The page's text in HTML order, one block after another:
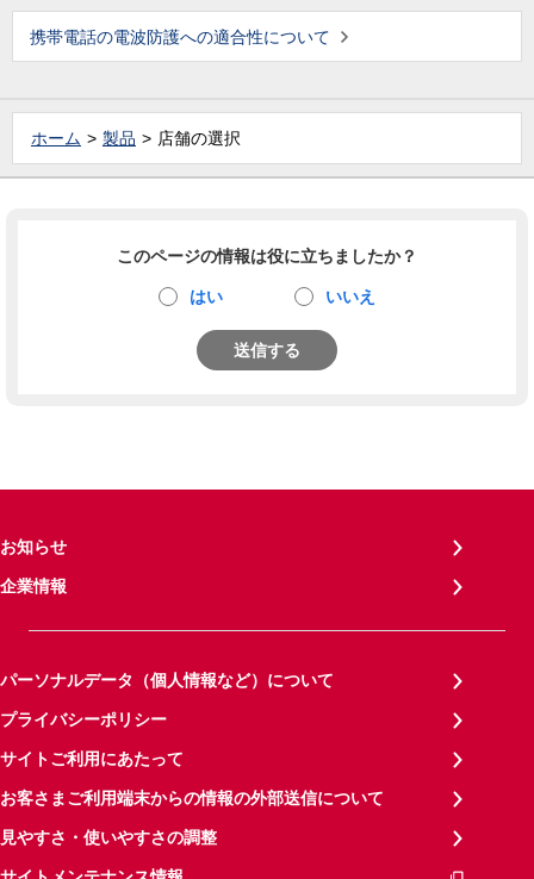
携帯電話の電波防護への適合性について
ホーム 製品 店舗の選択
このページの情報は役に立ちましたか？
はい いいえ
送信する
お知らせ
企業情報
パーソナルデータ（個人情報など）について
プライバシーポリシー
サイトご利用にあたって
お客さまご利用端末からの情報の外部送信について
見やすさ・使いやすさの調整